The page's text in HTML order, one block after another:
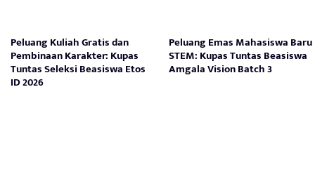
Peluang Kuliah Gratis dan
Pembinaan Karakter: Kupas
Tuntas Seleksi Beasiswa Etos
ID 2026
Peluang Emas Mahasiswa Baru
STEM: Kupas Tuntas Beasiswa
Amgala Vision Batch 3